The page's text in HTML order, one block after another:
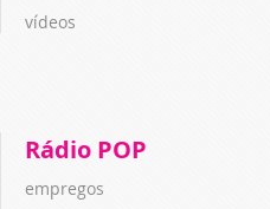
vídeos
Rádio POP
empregos